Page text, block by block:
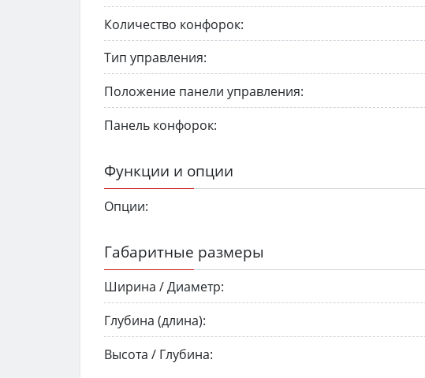
Количество конфорок:
Тип управления:
Положение панели управления:
Панель конфорок:
Функции и опции
Опции:
Габаритные размеры
Ширина / Диаметр:
Глубина (длина):
Высота / Глубина: